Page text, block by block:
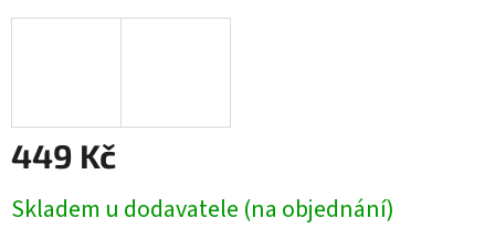
449 Kč
cena:
Skladem u dodavatele (na objednání)